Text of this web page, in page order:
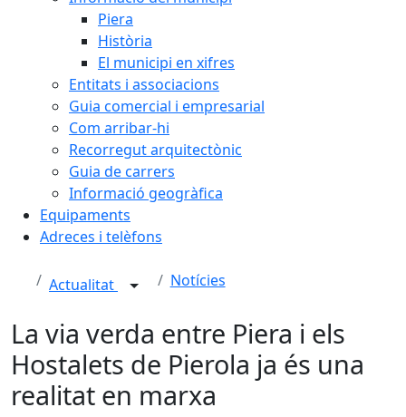
Piera
Història
El municipi en xifres
Entitats i associacions
Guia comercial i empresarial
Com arribar-hi
Recorregut arquitectònic
Guia de carrers
Informació geogràfica
Equipaments
Adreces i telèfons
Actualitat Notícies
La via verda entre Piera i els
Hostalets de Pierola ja és una
realitat en marxa